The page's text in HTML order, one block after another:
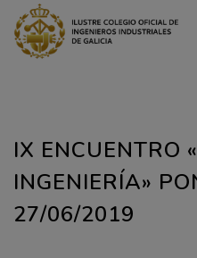
IX ENCUENTRO
INGENIERÍA»
27/06/2019